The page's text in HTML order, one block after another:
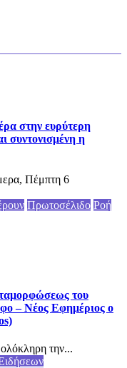
στην ευρύτερη
συντονισμένη η
Πέμπτη 6
Πρωτοσέλιδο Ροή
του
– Nέος Εφημέριος ο
την...